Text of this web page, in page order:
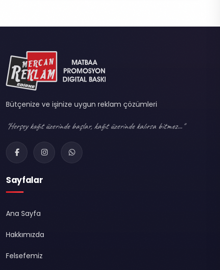
Bütçenize ve işinize uygun reklam çözümleri
"Herşey kağıt üzerinde başlar, kağıt üzerinde kalırsa bitmez..."
Sayfalar
Ana Sayfa
Hakkımızda
Felsefemiz